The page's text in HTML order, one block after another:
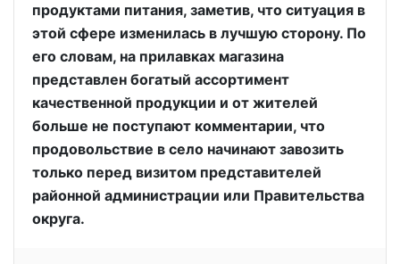
продуктами питания, заметив, что ситуация в
этой сфере изменилась в лучшую сторону. По
его словам, на прилавках магазина
представлен богатый ассортимент
качественной продукции и от жителей
больше не поступают комментарии, что
продовольствие в село начинают завозить
только перед визитом представителей
районной администрации или Правительства
округа.